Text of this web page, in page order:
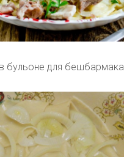
бульоне для бешбармака